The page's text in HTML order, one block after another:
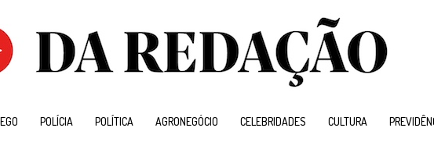
POLÍCIA POLÍTICA AGRONEGÓCIO CELEBRIDADES CULTURA